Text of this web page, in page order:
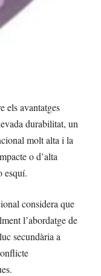
els avantatges
durabilitat, un
molt alta i la
o d’alta
esquí.
considera que
l’abordatge de
secundària a